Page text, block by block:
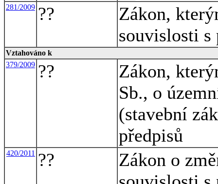
281/2009 ??
Zákon,
souvislosti s
Vztahováno k
379/2009 ??
Zákon,
Sb., o
(stavební
předpisů
420/2011 ??
Zákon o